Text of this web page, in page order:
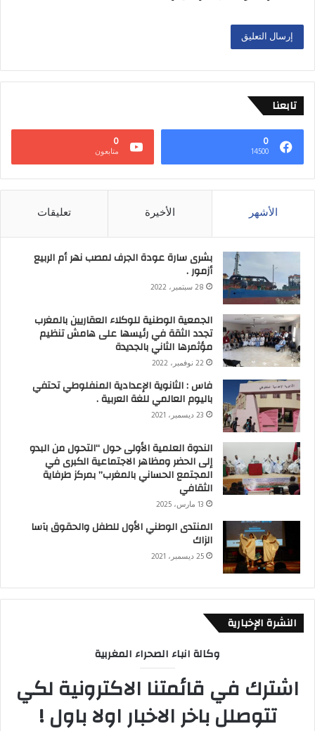
تابعنا
0
14500
0
متابعون
الأشهر الأخيرة تعليقات
بشرى سارة عودة الجرف لمصب نهر أم الربيع
أزمور .
28 سبتمبر، 2022
الجمعية الوطنية للوكلاء العقاريين بالمغرب
تجدد الثقة في رئيسها على هامش تنظيم
مؤثمرها الثاني بالجديدة
22 نوفمبر، 2022
فاس : الثانوية الإعدادية المنفلوطي تحتفي
باليوم العالمي للغة العربية .
23 ديسمبر، 2021
الندوة العلمية الأولى حول “التحول من البدو
إلى الحضر ومظاهر الاجتماعية الكبرى في
المجتمع الحساني بالمغرب” بمركز طرفاية
الثقافي
13 مارس، 2025
المنتدى الوطني الأول للطفل والحقوق بآسا
الزاك
25 ديسمبر، 2021
النشرة الإخبارية
وكالة انباء الصحراء المغربية
اشترك في قائمتنا الاكترونية لكي
تتوصلل باخر الاخبار اولا باول !